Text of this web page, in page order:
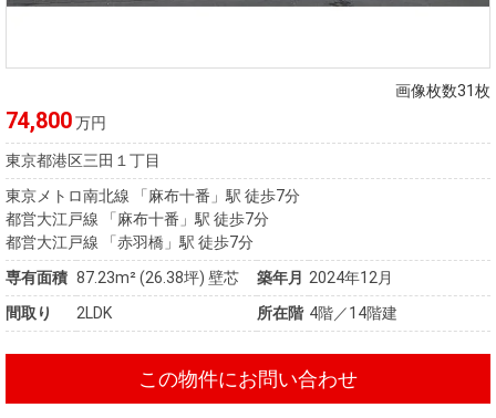
画像枚数31枚
74,800万円
東京都港区三田１丁目
東京メトロ南北線 「麻布十番」駅 徒歩7分
都営大江戸線 「麻布十番」駅 徒歩7分
都営大江戸線 「赤羽橋」駅 徒歩7分
専有面積 87.23m²(26.38坪) 壁芯 築年月 2024年12月
間取り
2LDK 所在階 4階／14階建
この物件にお問い合わせ